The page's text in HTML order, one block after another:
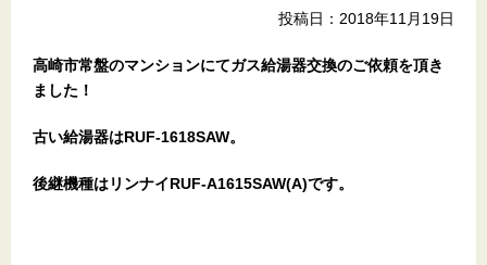
投稿日：2018年11月19日
高崎市常盤のマンションにてガス給湯器交換のご依頼を頂き
ました！
古い給湯器はRUF-1618SAW。
後継機種はリンナイRUF-A1615SAW(A)です。